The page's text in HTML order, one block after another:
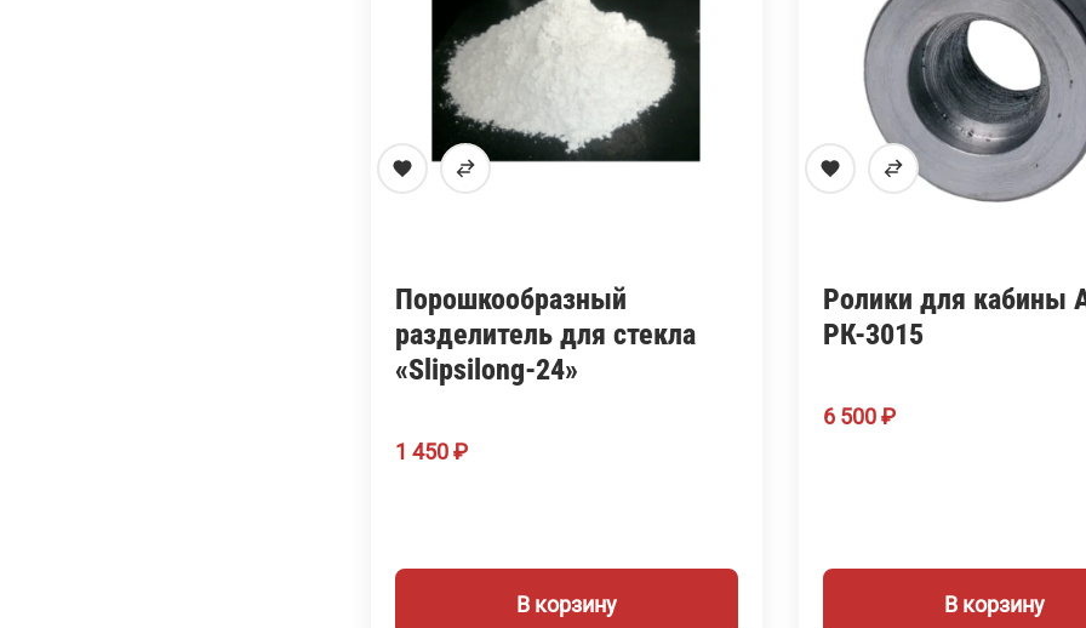
Порошкообразный
разделитель для стекла
«Slipsilong-24»
1 450₽
В корзину
Ролики для кабины
РК-3015
6 500₽
В корзину